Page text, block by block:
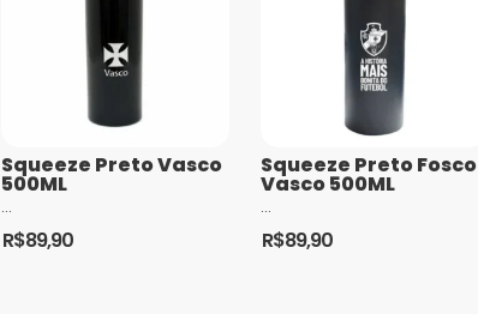
Squeeze Preto Vasco
500ML
...
R$89,90
Squeeze Preto Fosco
Vasco 500ML
...
R$89,90